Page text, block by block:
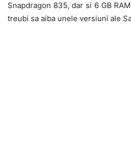
Snapdragon 835, dar si 6 GB
treubi sa aiba unele versiuni ale